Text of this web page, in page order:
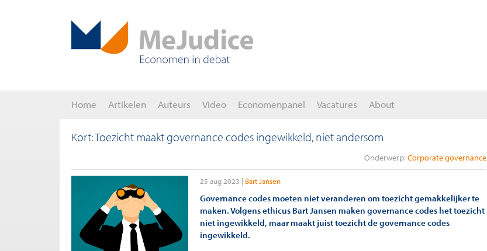
Home Artikelen Auteurs Video Economenpanel Vacatures About
Kort: Toezicht maakt governance codes ingewikkeld, niet andersom
Onderwerp: Corporate governance
25 aug 2023 Bart Jansen
Governance codes moeten niet veranderen om toezicht gemakkelijker te
maken. Volgens ethicus Bart Jansen maken governance codes het toezicht
niet ingewikkeld, maar maakt juist toezicht de governance codes
ingewikkeld.